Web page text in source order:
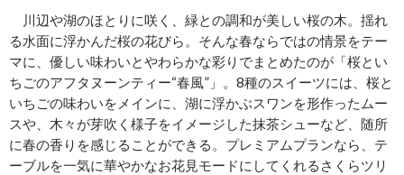
川辺や湖のほとりに咲く、緑との調和が美しい桜の木。揺れ
る水面に浮かんだ桜の花びら。そんな春ならではの情景をテー
マに、優しい味わいとやわらかな彩りでまとめたのが「桜とい
ちごのアフタヌーンティー“春風”」。8種のスイーツには、桜と
いちごの味わいをメインに、湖に浮かぶスワンを形作ったムー
スや、木々が芽吹く様子をイメージした抹茶シューなど、随所
に春の香りを感じることができる。プレミアムプランなら、テ
ーブルを一気に華やかなお花見モードにしてくれるさくらツリ